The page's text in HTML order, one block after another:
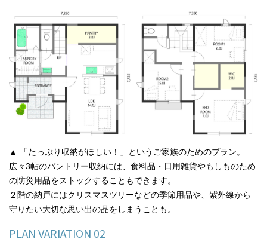
▲ 「たっぷり収納がほしい！」というご家族のためのプラン。
広々3帖のパントリー収納には、食料品・日用雑貨やもしものため
の防災用品をストックすることもできます。
２階の納戸にはクリスマスツリーなどの季節用品や、紫外線から
守りたい大切な思い出の品をしまうことも。
PLAN VARIATION 02